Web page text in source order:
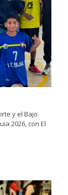
y el Bajo
2026, con El